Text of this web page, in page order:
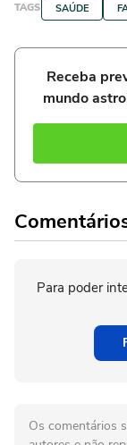
TAGS SAÚDE
Receba
mundo
Para poder
Os comentários